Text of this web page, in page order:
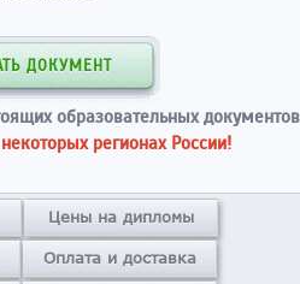
ДОКУМЕНТ
образовательных документов
регионах России!
Цены на дипломы
Оплата и доставка